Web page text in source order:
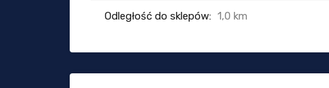
Odległość do sklepów: 1,0 km